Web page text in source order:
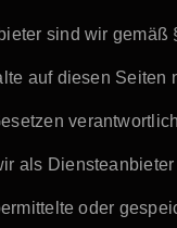
sind wir gemäß
auf diesen Seiten
als
oder